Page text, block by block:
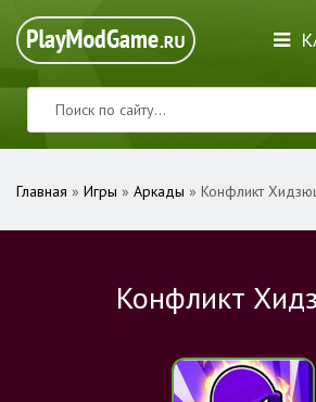
Главная » Игры » Аркады » Конфликт
Конфликт